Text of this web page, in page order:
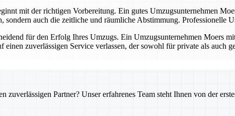
mit der richtigen Vorbereitung. Ein gutes Umzugsunternehmen
sondern auch die zeitliche und räumliche Abstimmung. Professionelle
für den Erfolg Ihres Umzugs. Ein Umzugsunternehmen Moers
einen zuverlässigen Service verlassen, der sowohl für private als
zuverlässigen Partner? Unser erfahrenes Team steht Ihnen von der